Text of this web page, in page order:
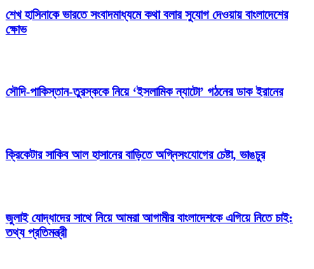
শেখ হাসিনাকে ভারতে সংবাদমাধ্যমে কথা বলার সুযোগ দেওয়ায় বাংলাদেশের
ক্ষোভ
সৌদি-পাকিস্তান-তুরস্ককে নিয়ে ‘ইসলামিক ন্যাটো’ গঠনের ডাক ইরানের
ক্রিকেটার সাকিব আল হাসানের বাড়িতে অগ্নিসংযোগের চেষ্টা, ভাঙচুর
জুলাই যোদ্ধাদের সাথে নিয়ে আমরা আগামীর বাংলাদেশকে এগিয়ে নিতে চাই:
তথ্য প্রতিমন্ত্রী